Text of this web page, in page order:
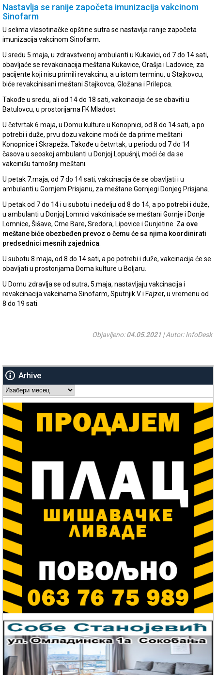
Nastavlja se ranije započeta imunizacija vakcinom
Sinofarm
U selima vlasotinačke opštine sutra se nastavlja ranije započeta
imunizacija vakcinom Sinofarm.
U sredu 5.maja, u zdravstvenoj ambulanti u Kukavici, od 7 do 14 sati,
obavljaće se revakcinacija meštana Kukavice, Orašja i Ladovice, za
pacijente koji nisu primili revakcinu, a u istom terminu, u Stajkovcu,
biće revakcinisani meštani Stajkovca, Gložana i Prilepca.
Takođe u sredu, ali od 14 do 18 sati, vakcinacija će se obaviti u
Batulovcu, u prostorijama FK Mladost.
U četvrtak 6.maja, u Domu kulture u Konopnici, od 8 do 14 sati, a po
potrebi i duže, prvu dozu vakcine moći će da prime meštani
Konopnice i Skrapeža. Takođe u četvrtak, u periodu od 7 do 14
časova u seoskoj ambulanti u Donjoj Lopušnji, moći će da se
vakcinišu tamošnji meštani.
U petak 7.maja, od 7 do 14 sati, vakcinacija će se obavljati i u
ambulanti u Gornjem Prisjanu, za meštane Gornjegi Donjeg Prisjana.
U petak od 7 do 14 i u subotu i nedelju od 8 do 14, a po potrebi i duže,
u ambulanti u Donjoj Lomnici vakcinisaće se meštani Gornje i Donje
Lomnice, Šišave, Crne Bare, Sredora, Lipovice i Gunjetine. Za ove
meštane biće obezbeđen prevoz o čemu će sa njima koordinirati
predsednici mesnih zajednica
U subotu 8.maja, od 8 do 14 sati, a po potrebi i duže, vakcinacija će se
obavljati u prostorijama Doma kulture u Boljaru.
U Domu zdravlja se od sutra, 5.maja, nastavljaju vakcinacija i
revakcinacija vakcinama Sinofarm, Sputnjik V i Fajzer, u vremenu od
8 do 19 sati.
Objavljeno:04.05.2021 | Autor: InfoDesk
Arhive
Arhive